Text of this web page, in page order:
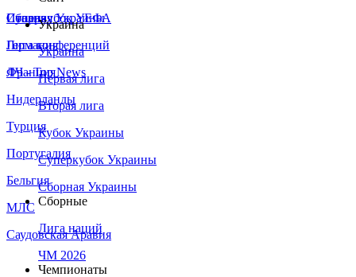
Сборная Украины
Италия
Германия
Франция
Нидерланды
Турция
Португалия
Бельгия
МЛС
Саудовская Аравия
Суперкубок УЕФА
Лига конференций
ЛЧ - Top News
Украина
Украина
Первая лига
Вторая лига
Кубок Украины
Суперкубок Украины
Сборная Украины
Сборные
Лига наций
ЧМ 2026
Чемпионаты